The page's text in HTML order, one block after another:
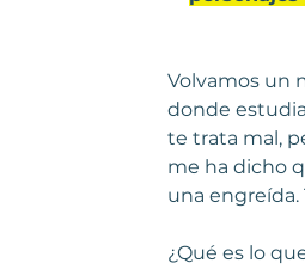
Volvamos un
donde
te trata mal,
me ha dicho
una engreída.
¿Qué es lo